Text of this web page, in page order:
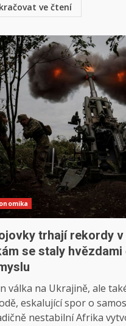
ve čtení
trhají rekordy
se staly hvězdami
válka na Ukrajině, ale
eskalující spor o
nestabilní Afrika